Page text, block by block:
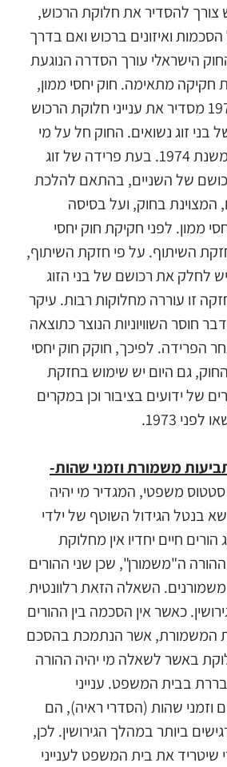
צורך להסדיר את חלוקת הרכוש,
ואיזונים ברכוש ואם בדרך
הישראלי עורך הסדרה הנוגעת
חקיקה מתאימה. חוק יחסי ממון,
התשל"ג – 1973 מסדיר את ענייני חלוקת הרכוש
בני זוג נשואים. החוק חל על מי
שנישאו החל משנת 1974. בעת פרידה של זוג
של השניים, בהתאם להלכת
המצוינת בחוק, ועל בסיסה
ממון. לפני חקיקת חוק יחסי
השיתוף. על פי חזקת השיתוף,
לחלק את רכושם של בני הזוג
זו עוררה מחלוקות רבות. עיקר
חוסר השוויוניות הנוצר כתוצאה
הפרידה. לפיכך, חוקק חוק יחסי
גם היום יש שימוש בחזקת
של ידועים בציבור וכן במקרים
1973.
בתביעות משמורת וזמני שהות-
משפטי, המגדיר מי יהיה
בנטל הגידול השוטף של ילדי
הורים חיים יחדיו אין מחלוקת
ה"משמורן", שכן שני ההורים
משמורנים. השאלה הזאת רלוונטית
כאשר אין הסכמה בין ההורים
המשמורת, אשר הנתמכת בהסכם
באשר לשאלה מי יהיה ההורה
בבית המשפט. ענייני
וזמני שהות (הסדרי ראיה), הם
ביותר במהלך הגירושין. לכן,
שיטריד את בית המשפט לענייני